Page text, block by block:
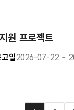
원 프로젝트
일2026-07-22 ~